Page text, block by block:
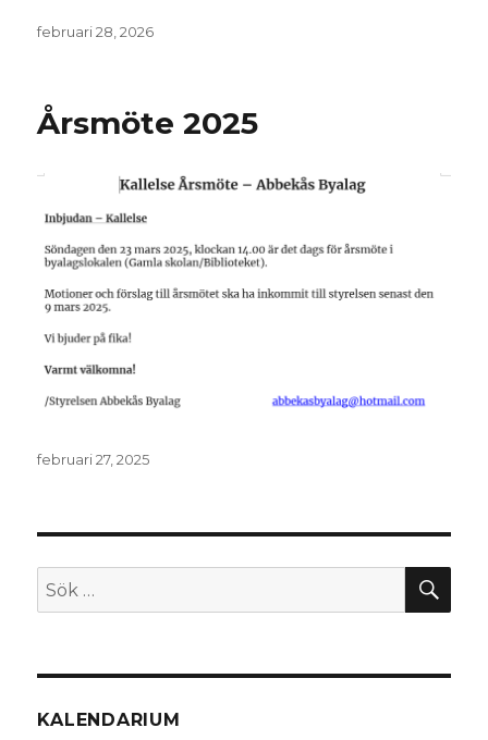
Postat
februari 28, 2026
Årsmöte 2025
Postat
februari 27, 2025
Sök
efter:
KALENDARIUM